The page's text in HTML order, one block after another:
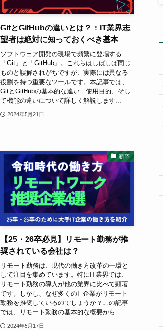
GitとGitHubの違いとは？：IT業界志
望者は絶対に知っておくべき基本
ソフトウェア開発の現場で頻繁に登場する
「Git」と「GitHub」。これらはしばしば同じ
ものと誤解されがちですが、実際には異なる
役割を持つ重要なツールです。本記事では、
GitとGitHubの基本的な違い、使用目的、そし
て機能の違いについて詳しく解説します...
2024年5月21日
新卒
【25・26卒必見】リモート勤務が推
奨されている会社は？
リモート勤務は、現代の働き方改革の一環と
して注目を集めています。特にIT業界では、
リモート勤務の導入が他の業界に比べて顕著
です。しかし、なぜ多くのIT企業がリモート
勤務を推奨しているのでしょうか？この記事
では、リモート勤務の基本的な概要から...
2024年5月17日